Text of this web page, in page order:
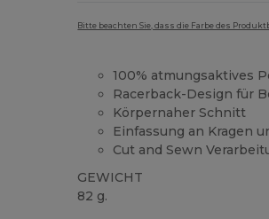
Bitte beachten Sie, dass die Farbe des
100% atmungsaktives
Racerback-Design für
Körpernaher Schnitt
Einfassung an Kragen
Cut and Sewn
GEWICHT
82 g.